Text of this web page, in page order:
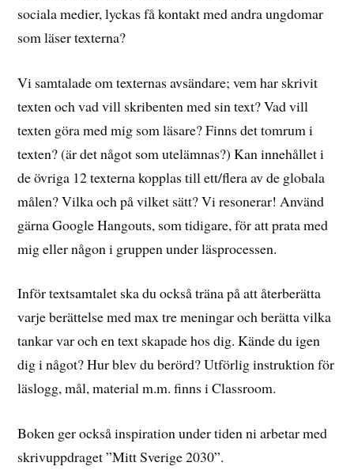
sociala medier, lyckas få kontakt med andra ungdomar
som läser texterna?
Vi samtalade om texternas avsändare; vem har skrivit
texten och vad vill skribenten med sin text? Vad vill
texten göra med mig som läsare? Finns det tomrum i
texten? (är det något som utelämnas?) Kan innehållet i
de övriga 12 texterna kopplas till ett/flera av de globala
målen? Vilka och på vilket sätt? Vi resonerar! Använd
gärna Google Hangouts, som tidigare, för att prata med
mig eller någon i gruppen under läsprocessen.
Inför textsamtalet ska du också träna på att återberätta
varje berättelse med max tre meningar och berätta vilka
tankar var och en text skapade hos dig. Kände du igen
dig i något? Hur blev du berörd? Utförlig instruktion för
läslogg, mål, material m.m. finns i Classroom.
Boken ger också inspiration under tiden ni arbetar med
skrivuppdraget ”Mitt Sverige 2030”.